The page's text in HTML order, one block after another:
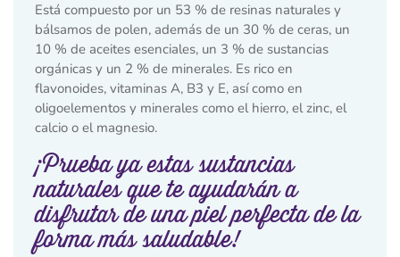
Está compuesto por un 53 % de resinas naturales y
bálsamos de polen, además de un 30 % de ceras, un
10 % de aceites esenciales, un 3 % de sustancias
orgánicas y un 2 % de minerales. Es rico en
flavonoides, vitaminas A, B3 y E, así como en
oligoelementos y minerales como el hierro, el zinc, el
calcio o el magnesio.
¡Prueba ya estas sustancias
naturales que te ayudarán a
disfrutar de una piel perfecta de la
forma más saludable!